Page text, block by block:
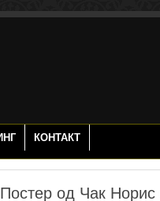
КОНТАКТ
Постер од Чак Норис